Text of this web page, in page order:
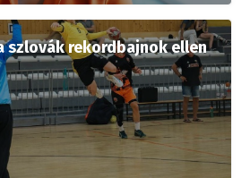
szlovák rekordbajnok ellen